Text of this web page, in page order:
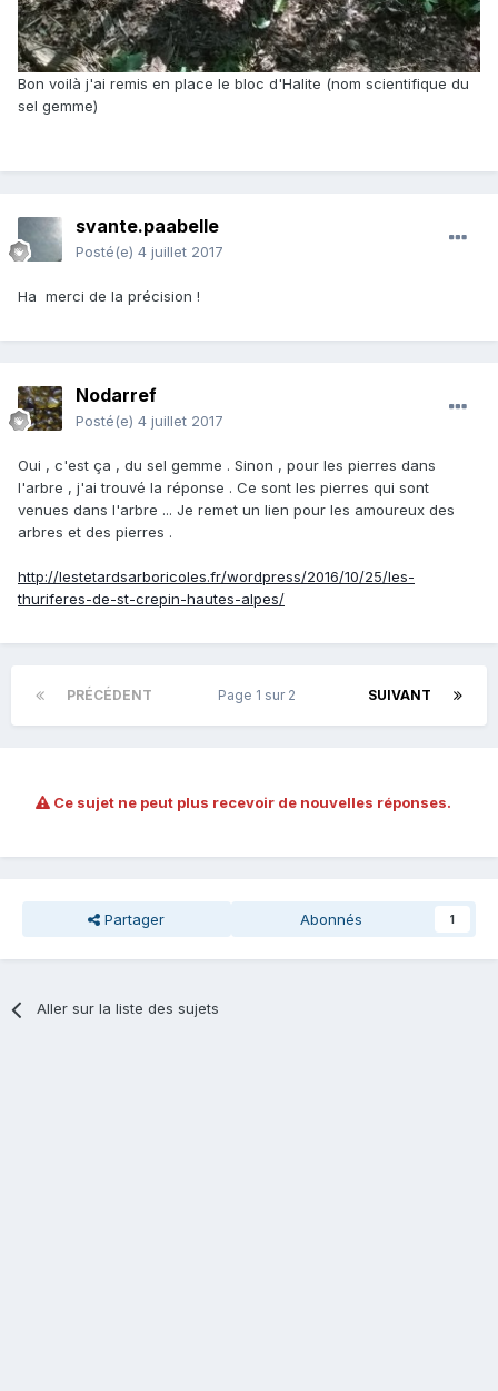
Bon voilà j'ai remis en place le bloc d'Halite (nom scientifique du
sel gemme)
svante.paabelle
Posté(e) 4 juillet 2017
Ha merci de la précision !
Nodarref
Posté(e) 4 juillet 2017
Oui , c'est ça , du sel gemme . Sinon , pour les pierres dans
l'arbre , j'ai trouvé la réponse . Ce sont les pierres qui sont
venues dans l'arbre ... Je remet un lien pour les amoureux des
arbres et des pierres .
http://lestetardsarboricoles.fr/wordpress/2016/10/25/les-
thuriferes-de-st-crepin-hautes-alpes/
PRÉCÉDENT SUIVANT
Page 1 sur 2
Ce sujet ne peut plus recevoir de nouvelles réponses.
Partager Abonnés 1
Aller sur la liste des sujets